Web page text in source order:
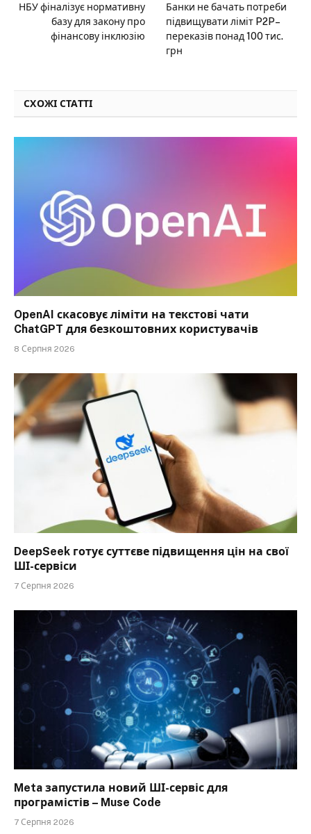
НБУ фіналізує нормативну
базу для закону про
фінансову інклюзію
Банки не бачать потреби
підвищувати ліміт P2P–
переказів понад 100 тис.
грн
СХОЖІ СТАТТІ
OpenAI скасовує ліміти на текстові чати
ChatGPT для безкоштовних користувачів
8 Серпня 2026
DeepSeek готує суттєве підвищення цін на свої
ШІ-сервіси
7 Серпня 2026
Meta запустила новий ШІ-сервіс для
програмістів – Muse Code
7 Серпня 2026